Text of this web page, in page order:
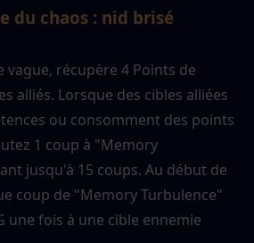
du chaos : nid brisé
vague, récupère 4 Points de
alliés. Lorsque des cibles alliées
ou consomment des points
1 coup à "Memory
jusqu'à 15 coups. Au début de
coup de "Memory Turbulence"
une fois à une cible ennemie